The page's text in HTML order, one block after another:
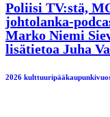
Poliisi TV:stä,
johtolanka-
Marko Niemi
lisätietoa Juha
2026